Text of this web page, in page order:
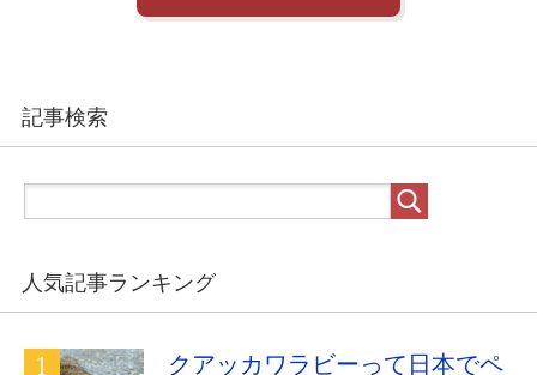
記事検索
人気記事ランキング
クアッカワラビーって日本でペ